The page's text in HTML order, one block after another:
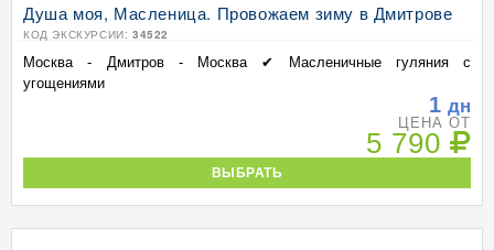
Душа моя, Масленица. Провожаем зиму в Дмитрове
КОД ЭКСКУРСИИ: 34522
Москва - Дмитров - Москва ✔ Масленичные гуляния с
угощениями
1 дн
ЦЕНА ОТ
5 790
ВЫБРАТЬ